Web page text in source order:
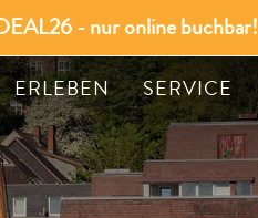
- nur online buchbar!
ERLEBEN SERVICE